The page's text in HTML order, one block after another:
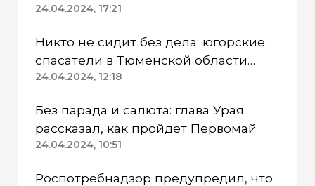
режим
24.04.2024, 17:21
Никто не сидит без дела: югорские
спасатели в Тюменской области
работают в две смены
24.04.2024, 12:18
Без парада и салюта: глава Урая
рассказал, как пройдет Первомай
24.04.2024, 10:51
Роспотребнадзор предупредил, что